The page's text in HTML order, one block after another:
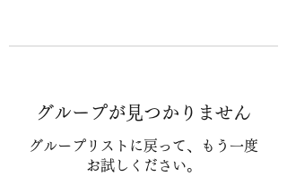
グループが見つかりません
グループリストに戻って、もう一度
お試しください。